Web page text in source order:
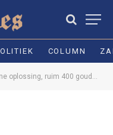
COLUMN
goudzoekers dreigen brodeloos te worden